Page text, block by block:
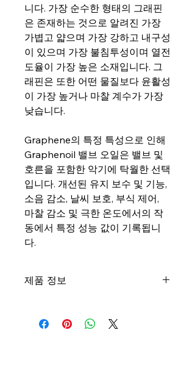
니다. 가장 순수한 형태의 그래핀
은 존재하는 것으로 알려진 가장
가볍고 얇으며 가장 강하고 내구성
이 있으며 가장 불침투성이며 열전
도율이 가장 높은 소재입니다. 그
래핀은 또한 어떤 물질보다 윤활성
이 가장 높거나 마찰 계수가 가장
낮습니다.
Graphene의 특정 특성으로 인해
Graphenoil 밸브 오일은 밸브 및
호른을 포함한 악기에 탁월한 선택
입니다. 개선된 유지 보수 및 기능,
소음 감소, 날씨 보호, 부식 제어,
마찰 감소 및 극한 온도에서의 작
동에서 특정 성능 값이 기록됩니
다.
제품 정보
마찰 감소